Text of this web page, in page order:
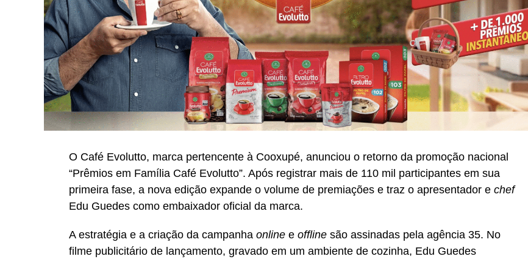
O Café Evolutto, marca pertencente à Cooxupé, anunciou o retorno da promoção nacional
“Prêmios em Família Café Evolutto”. Após registrar mais de 110 mil participantes em sua
primeira fase, a nova edição expande o volume de premiações e traz o apresentador e chef
Edu Guedes como embaixador oficial da marca.
A estratégia e a criação da campanha online e offline são assinadas pela agência 35. No
filme publicitário de lançamento, gravado em um ambiente de cozinha, Edu Guedes